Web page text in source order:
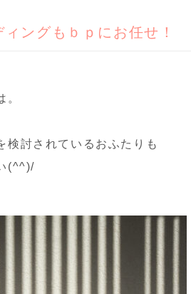
ングもｂｐにお任せ！
。
検討されているおふたりも
(^^)/